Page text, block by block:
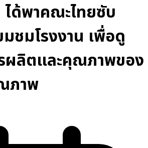
ได้พาคณะไทยซับ
มชมโรงงาน เพื่อดู
ผลิตและคุณภาพของ
ภาพ